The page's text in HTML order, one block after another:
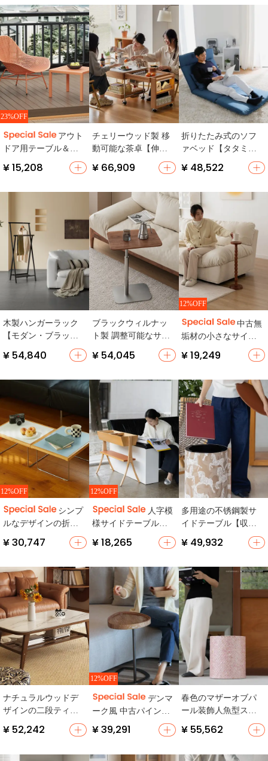
23%OFF
アウト
ドア用テーブル＆チ
ェアセット【防水・
庭やバルコニーに最
¥ 15,208
チェリーウッド製 移
動可能な茶卓【伸縮
式・実木・焚き火用
テーブル】
¥ 66,909
折りたたみ式のソフ
ァベッド【タタミス
タイル・フロア用・
寝転びやすい】
¥ 48,522
木製ハンガーラック
【モダン・ブラッ
ク・折りたたみ式・
二段】
¥ 54,840
ブラックウィルナッ
ト製 調整可能なサイ
ドテーブル【リビン
グ・ベッドサイド
¥ 54,045
12%OFF
中古無
垢材の小さなサイド
用・ミニ収納・リビ
¥ 19,249
12%OFF
シンプ
ルなデザインの折り
たたみ式茶テーブル
【ボックス型・アー
¥ 30,747
12%OFF
人字模
様サイドテーブル
【トレー付き・収納
便利・エントランス
¥ 18,265
多用途の不锈鋼製サ
イドテーブル【収納
機能付き・コーヒー
テーブル・リビング
¥ 49,932
ナチュラルウッドデ
ザインの二段ティー
ブル【シンプルモダ
ン・ゴム材脚・収納
¥ 52,242
12%OFF
デンマ
ーク風 中古パイン材
サイドテーブル【ソ
ファ用・実木・リビ
¥ 39,291
春色のマザーオブパ
ール装飾人魚型スツ
ール【玄関・靴置き
用】
¥ 55,562